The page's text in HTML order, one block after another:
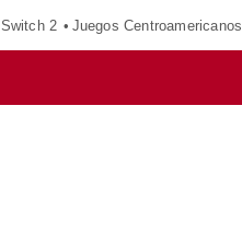
Switch 2 Juegos Centroamericanos